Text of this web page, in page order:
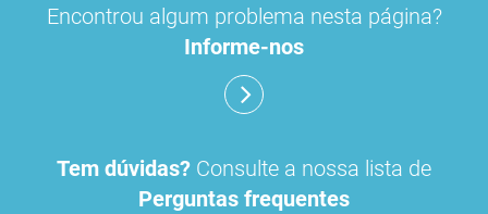
Encontrou algum problema nesta página?
Informe-nos
Tem dúvidas? Consulte a nossa lista de
Perguntas frequentes